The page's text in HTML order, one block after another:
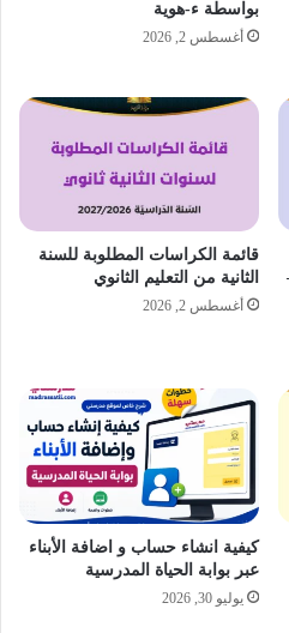
بواسطة ء-هوية
أغسطس 2, 2026
قائمة الكراسات المطلوبة للسنة
الثانية من التعليم الثانوي
أغسطس 2, 2026
كيفية انشاء حساب و اضافة الأبناء
عبر بوابة الحياة المدرسية
يوليو 30, 2026